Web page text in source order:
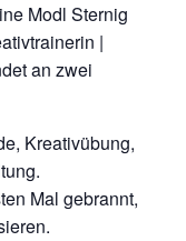
Modl Sternig
|
an zwei
Kreativübung,
Mal gebrannt,